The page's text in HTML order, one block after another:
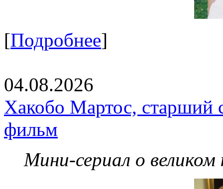
[Подробнее]
04.08.2026
Хакобо Мартос, старший
фильм
Мини-сериал о великом